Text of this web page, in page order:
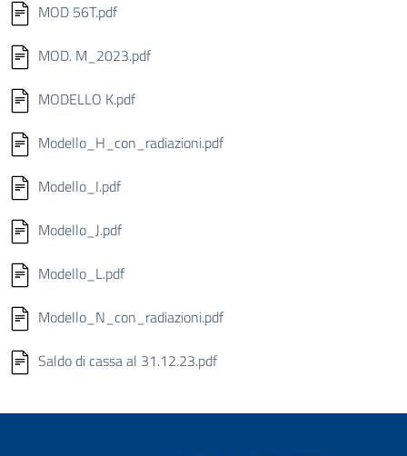
MOD 56T.pdf
MOD. M_2023.pdf
MODELLO K.pdf
Modello_H_con_radiazioni.pdf
Modello_I.pdf
Modello_J.pdf
Modello_L.pdf
Modello_N_con_radiazioni.pdf
Saldo di cassa al 31.12.23.pdf